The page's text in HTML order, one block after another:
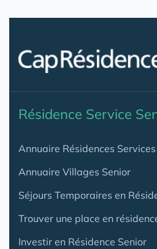
Résidence Service
Annuaire Résidences
Annuaire Villages Senior
Séjours Temporaires en
Trouver une place en
Investir en Résidence Senior